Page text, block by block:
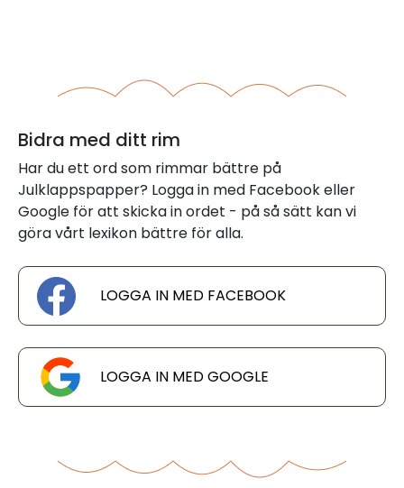
Bidra med ditt rim
Har du ett ord som rimmar bättre på
Julklappspapper? Logga in med Facebook eller
Google för att skicka in ordet - på så sätt kan vi
göra vårt lexikon bättre för alla.
LOGGA IN MED FACEBOOK
LOGGA IN MED GOOGLE